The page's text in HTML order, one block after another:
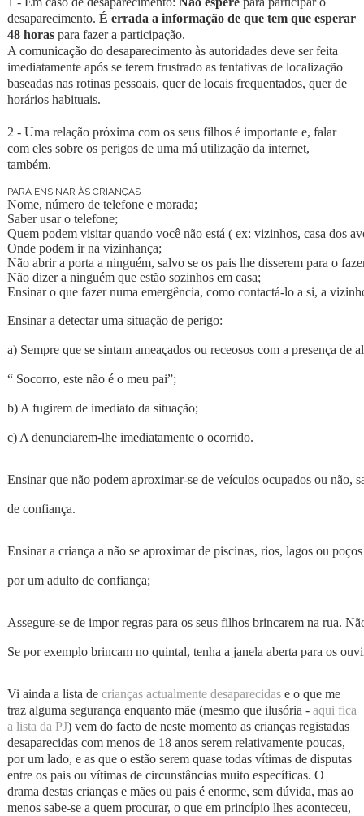
desaparecimento. É errada a informação de que tem que esperar
48 horaspara fazer a participação.
A comunicação do desaparecimento às autoridades deve ser feita
imediatamente após se terem frustrado as tentativas de localização
baseadas nas rotinas pessoais, quer de locais frequentados, quer de
horários habituais.
2 - Uma relação próxima com os seus filhos é importante e, falar
com eles sobre os perigos de uma má utilização da internet,
também.
PARA ENSINAR ÀS CRIANÇAS
Nome, número de telefone e morada;
Saber usar o telefone;
Quem podem visitar quando você não está ( ex: vizinhos, casa dos
Onde podem ir na vizinhança;
Não abrir a porta a ninguém, salvo se os pais lhe disserem para o
Não dizer a ninguém que estão sozinhos em casa;
Ensinar o que fazer numa emergência, como contactá-lo a si, a
Ensinar a detectar uma situação de perigo:
a) Sempre que se sintam ameaçados ou receosos com a presença
“ Socorro, este não é o meu pai”;
b) A fugirem de imediato da situação;
c) A denunciarem-lhe imediatamente o ocorrido.
Ensinar que não podem aproximar-se de veículos ocupados ou não,
de confiança.
Ensinar a criança a não se aproximar de piscinas, rios, lagos ou
por um adulto de confiança;
Assegure-se de impor regras para os seus filhos brincarem na rua.
Se por exemplo brincam no quintal, tenha a janela aberta para os
Vi ainda a lista decrianças actualmente desaparecidase o que me
traz alguma segurança enquanto mãe (mesmo que ilusória - aqui fica
a lista da PJ) vem do facto de neste momento as crianças registadas
desaparecidas com menos de 18 anos serem relativamente poucas,
por um lado, e as que o estão serem quase todas vítimas de disputas
entre os pais ou vítimas de circunstâncias muito específicas. O
drama destas crianças e mães ou pais é enorme, sem dúvida, mas ao
menos sabe-se a quem procurar, o que em princípio lhes aconteceu,